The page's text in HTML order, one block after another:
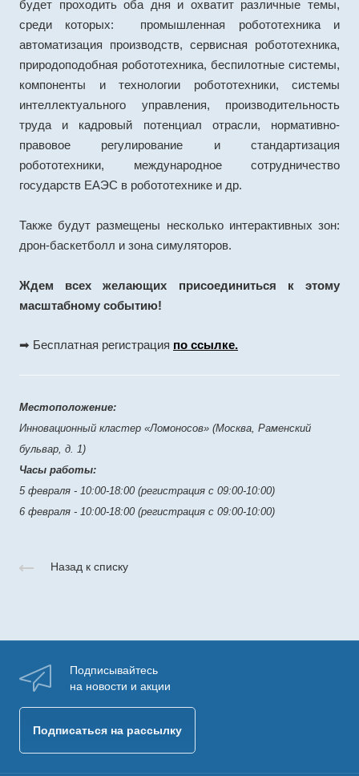
будет проходить оба дня и охватит различные темы,
среди которых: промышленная робототехника и
автоматизация производств, сервисная робототехника,
природоподобная робототехника, беспилотные системы,
компоненты и технологии робототехники, системы
интеллектуального управления, производительность
труда и кадровый потенциал отрасли, нормативно-
правовое регулирование и стандартизация
робототехники, международное сотрудничество
государств ЕАЭС в робототехнике и др.
Также будут размещены несколько интерактивных зон:
дрон-баскетболл и зона симуляторов.
Ждем всех желающих присоединиться к этому
масштабному событию!
➡ Бесплатная регистрация по ссылке.
Местоположение:
Инновационный кластер «Ломоносов» (Москва, Раменский
бульвар, д. 1)
Часы работы:
5 февраля - 10:00-18:00 (регистрация с 09:00-10:00)
6 февраля - 10:00-18:00 (регистрация с 09:00-10:00)
Назад к списку
Подписывайтесь
на новости и акции
Подписаться на рассылку